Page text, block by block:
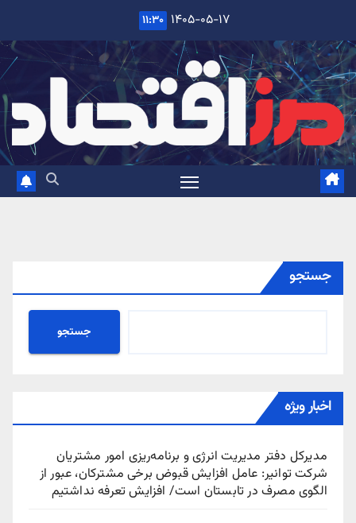
content
۱۴۰۵-۰۵-۱۷ ۱۱:۳۰
جستجو
جستجو
اخبار ویژه
مدیرکل دفتر مدیریت انرژی و برنامه‌ریزی امور مشتریان
شرکت توانیر: عامل افزایش قبوض برخی مشترکان، عبور از
الگوی مصرف در تابستان است/ افزایش تعرفه نداشتیم